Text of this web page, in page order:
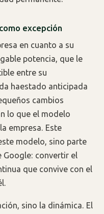
excepción
en cuanto a su
potencia, que le
entre su
haestado anticipada
cambios
lo que el modelo
empresa. Este
modelo, sino parte
convertir el
que convive con el
sino la dinámica. El